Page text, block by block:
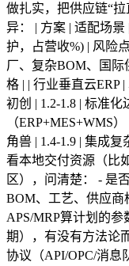
做扎实，把供应链“
异： | 方案 | 适配场
护，占营收%) | 风险
厂、复杂BOM、国际
格 | | 行业垂直云ERP
初创 | 1.2-1.8 | 标准
（ERP+MES+WMS
角兽 | 1.4-1.9 | 集成
看本地交付资源（比
区），问清楚： - 是
BOM、工艺、供应商
APS/MRP算计划的
期），有没有方法论
协议（API/OPC/消息